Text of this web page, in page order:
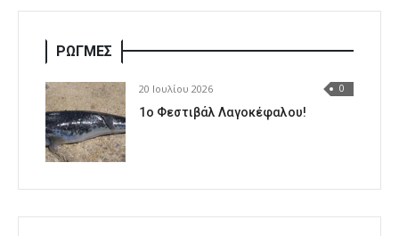
ΡΩΓΜΕΣ
20 Ιουλίου 2026 0
1o Φεστιβάλ Λαγοκέφαλου!